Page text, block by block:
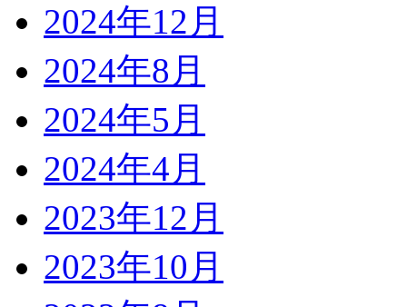
2024年12月
2024年8月
2024年5月
2024年4月
2023年12月
2023年10月